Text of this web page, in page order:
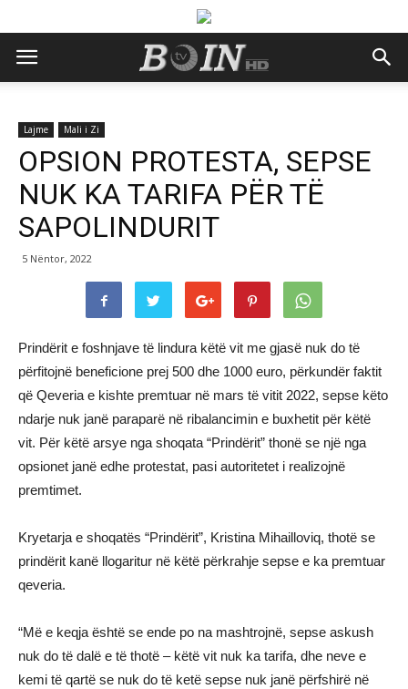
Lajme Mali i Zi
OPSION PROTESTA, SEPSE
NUK KA TARIFA PËR TË
SAPOLINDURIT
5 Nëntor, 2022
Prindërit e foshnjave të lindura këtë vit me gjasë nuk do të
përfitojnë beneficione prej 500 dhe 1000 euro, përkundër faktit
që Qeveria e kishte premtuar në mars të vitit 2022, sepse këto
ndarje nuk janë paraparë në ribalancimin e buxhetit për këtë
vit. Për këtë arsye nga shoqata “Prindërit” thonë se një nga
opsionet janë edhe protestat, pasi autoritetet i realizojnë
premtimet.
Kryetarja e shoqatës “Prindërit”, Kristina Mihailloviq, thotë se
prindërit kanë llogaritur në këtë përkrahje sepse e ka premtuar
qeveria.
“Më e keqja është se ende po na mashtrojnë, sepse askush
nuk do të dalë e të thotë – këtë vit nuk ka tarifa, dhe neve e
kemi të qartë se nuk do të ketë sepse nuk janë përfshirë në